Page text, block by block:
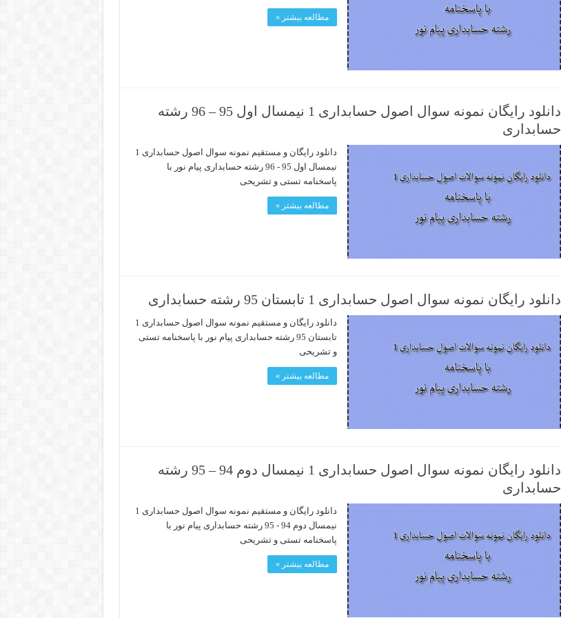
مطالعه بیشتر »
دانلود رایگان نمونه سوال اصول حسابداری 1 نیمسال اول 95 – 96 رشته
حسابداری
دانلود رایگان و مستقیم نمونه سوال اصول حسابداری 1
نیمسال اول 95 - 96 رشته حسابداری پیام نور با
پاسخنامه تستی و تشریحی
مطالعه بیشتر »
دانلود رایگان نمونه سوال اصول حسابداری 1 تابستان 95 رشته حسابداری
دانلود رایگان و مستقیم نمونه سوال اصول حسابداری 1
تابستان 95 رشته حسابداری پیام نور با پاسخنامه تستی
و تشریحی
مطالعه بیشتر »
دانلود رایگان نمونه سوال اصول حسابداری 1 نیمسال دوم 94 – 95 رشته
حسابداری
دانلود رایگان و مستقیم نمونه سوال اصول حسابداری 1
نیمسال دوم 94 - 95 رشته حسابداری پیام نور با
پاسخنامه تستی و تشریحی
مطالعه بیشتر »